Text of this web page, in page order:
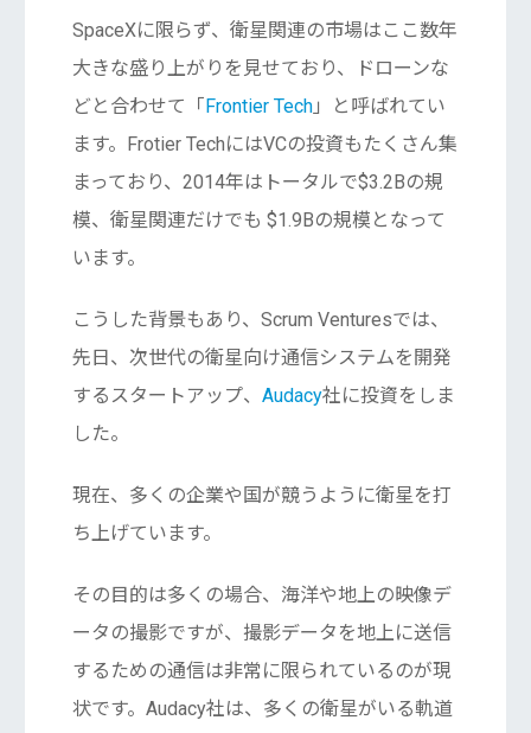
SpaceXに限らず、衛星関連の市場はここ数年
大きな盛り上がりを見せており、ドローンな
どと合わせて「Frontier Tech」と呼ばれてい
ます。Frotier TechにはVCの投資もたくさん集
まっており、2014年はトータルで$3.2Bの規
模、衛星関連だけでも $1.9Bの規模となって
います。
こうした背景もあり、Scrum Venturesでは、
先日、次世代の衛星向け通信システムを開発
するスタートアップ、 Audacy社に投資をしま
した。
現在、多くの企業や国が競うように衛星を打
ち上げています。
その目的は多くの場合、海洋や地上の映像デ
ータの撮影ですが、撮影データを地上に送信
するための通信は非常に限られているのが現
状です。Audacy社は、多くの衛星がいる軌道